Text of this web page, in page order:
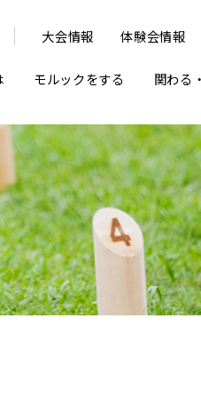
大会情報 体験会情報
モルックをする 関わる